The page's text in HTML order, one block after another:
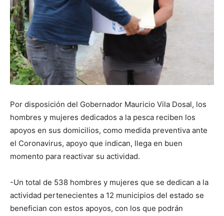
Por disposición del Gobernador Mauricio Vila Dosal, los
hombres y mujeres dedicados a la pesca reciben los
apoyos en sus domicilios, como medida preventiva ante
el Coronavirus, apoyo que indican, llega en buen
momento para reactivar su actividad.
-Un total de 538 hombres y mujeres que se dedican a la
actividad pertenecientes a 12 municipios del estado se
benefician con estos apoyos, con los que podrán